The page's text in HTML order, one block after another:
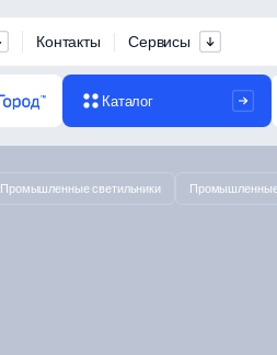
Контакты Сервисы
Каталог
Промышленные светильники Промышленные